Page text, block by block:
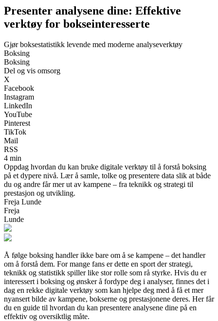
Presenter analysene dine: Effektive
verktøy for bokseinteresserte
Gjør boksestatistikk levende med moderne analyseverktøy
Boksing
Boksing
Del og vis omsorg
X
Facebook
Instagram
LinkedIn
YouTube
Pinterest
TikTok
Mail
RSS
4 min
Oppdag hvordan du kan bruke digitale verktøy til å forstå boksing
på et dypere nivå. Lær å samle, tolke og presentere data slik at både
du og andre får mer ut av kampene – fra teknikk og strategi til
prestasjon og utvikling.
Freja Lunde
Freja
Lunde
Å følge boksing handler ikke bare om å se kampene – det handler
om å forstå dem. For mange fans er dette en sport der strategi,
teknikk og statistikk spiller like stor rolle som rå styrke. Hvis du er
interessert i boksing og ønsker å fordype deg i analyser, finnes det i
dag en rekke digitale verktøy som kan hjelpe deg med å få et mer
nyansert bilde av kampene, bokserne og prestasjonene deres. Her får
du en guide til hvordan du kan presentere analysene dine på en
effektiv og oversiktlig måte.